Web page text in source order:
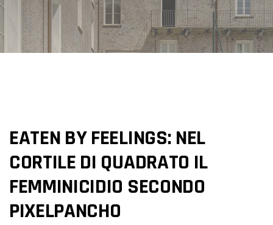
EATEN BY FEELINGS: NEL
CORTILE DI QUADRATO IL
FEMMINICIDIO SECONDO
PIXELPANCHO